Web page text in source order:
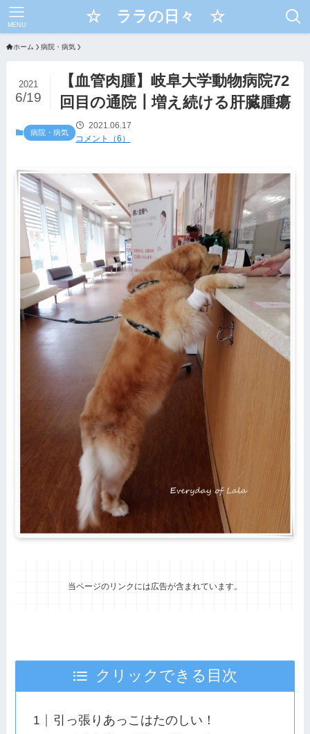
☆ ララの日々 ☆
MENU
ホーム 病院・病気
【血管肉腫】岐阜大学動物病院72
回目の通院┃増え続ける肝臓腫瘍
2021
6/19
病院・病気
2021.06.17
コメント（6）
当ページのリンクには広告が含まれています。
クリックできる目次
引っ張りあっこはたのしい！